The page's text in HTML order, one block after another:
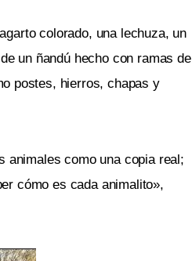
colorado, una lechuza, un
un ñandú hecho con ramas de
postes, hierros, chapas y
animales como una copia real;
cómo es cada animalito»,